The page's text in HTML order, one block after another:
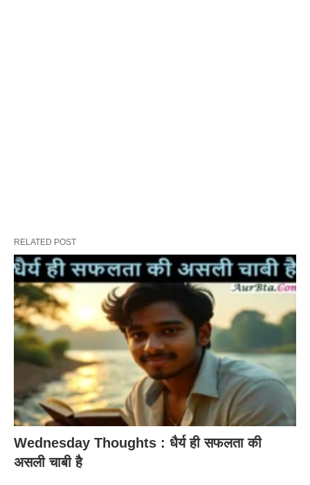
RELATED POST
Wednesday Thoughts : धैर्य ही सफलता की
असली चाबी है